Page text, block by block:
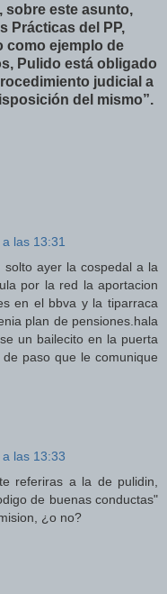
sobre este asunto,
Prácticas del PP,
como ejemplo de
Pulido está obligado
judicial a
del mismo”.
las 13:31
ayer la cospedal a la
por la red la aportacion
en el bbva y la tiparraca
plan de pensiones.hala
un bailecito en la puerta
paso que le comunique
las 13:33
referiras a la de pulidin,
de buenas conductas"
¿o no?